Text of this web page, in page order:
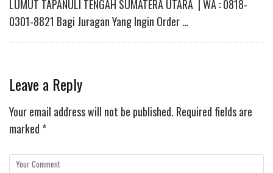
LUMUT TAPANULI TENGAH SUMATERA UTARA | WA : 0818-
0301-8821 Bagi Juragan Yang Ingin Order …
Leave a Reply
Your email address will not be published. Required fields are
marked *